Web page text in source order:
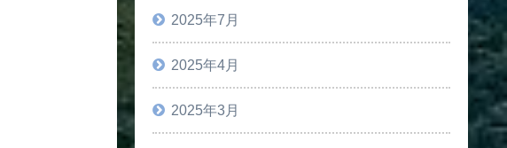
2025年7月
2025年4月
2025年3月